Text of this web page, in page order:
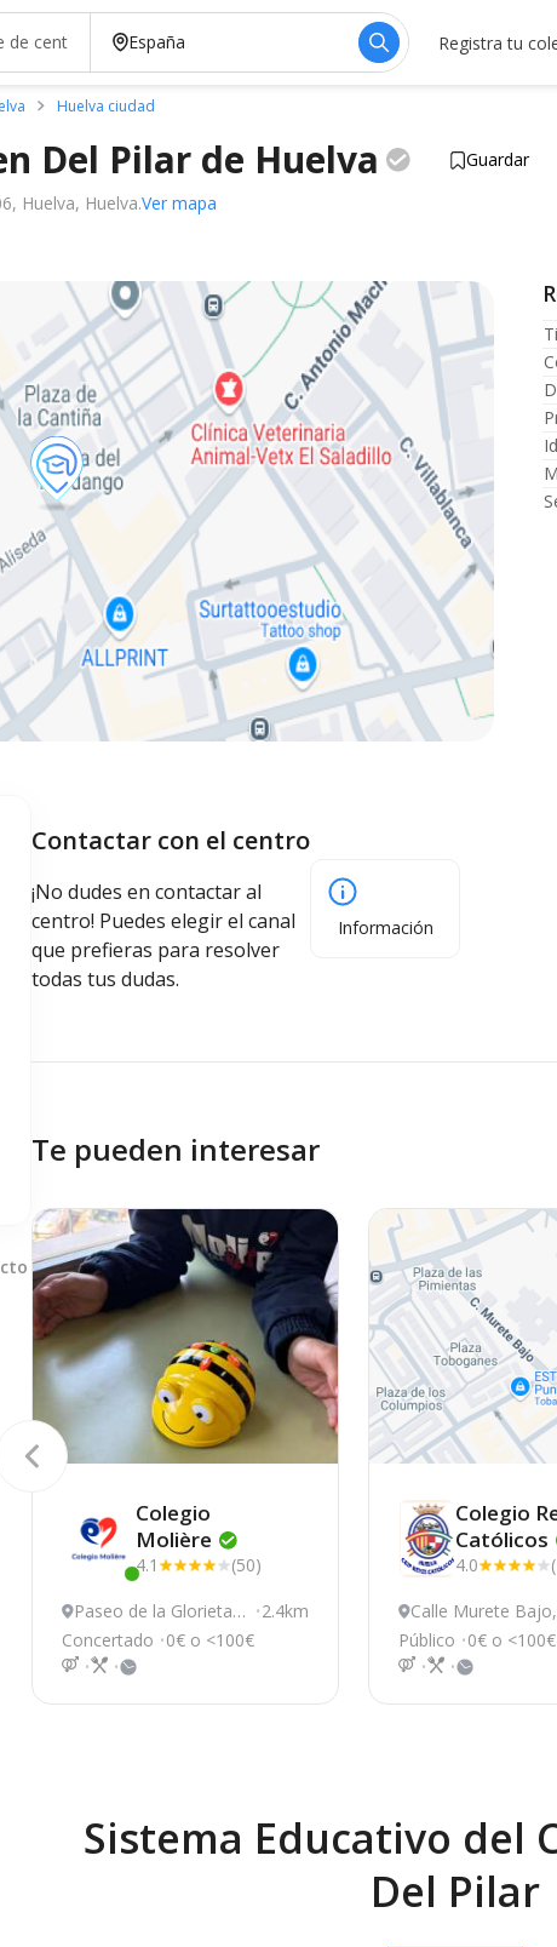
Registra tu
Huelva ciudad
Del Pilar de Huelva Guardar
Huelva, Huelva.Ver mapa
Contactar con el centro
¡No dudes en contactar al
centro! Puedes elegir el canal
que prefieras para resolver
todas tus dudas.
Información
Te pueden interesar
Colegio
Molière
4.1
(50)
Paseo de la Glorieta
s/n, Huelva
2.4km
Concertado
0€ o <100€
Colegio
Católicos
4.0
Calle Murete
uelva
Público
0€ o <100€
Sistema Educativo del
Del Pilar